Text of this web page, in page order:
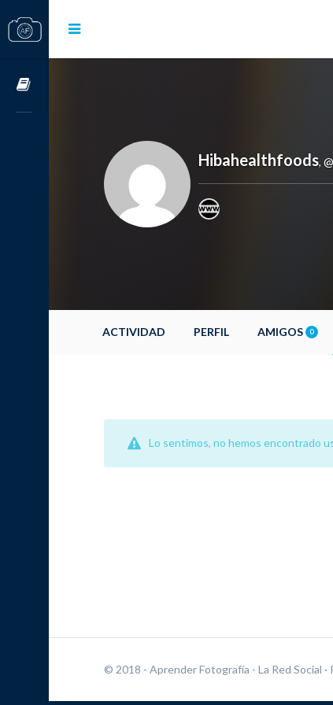
Hibahealthfoods,
ACTIVIDAD PERFIL AMIGOS 0
Lo sentimos, no hemos encontrado
© 2018 - Aprender Fotografía - La Red Social ·